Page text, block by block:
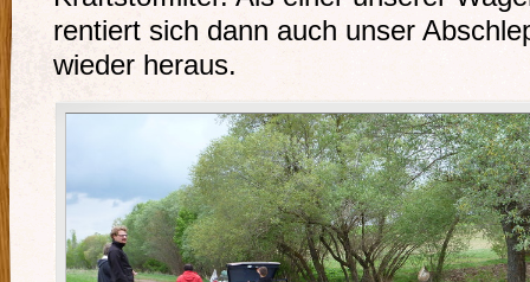
rentiert sich dann auch unser
wieder heraus.